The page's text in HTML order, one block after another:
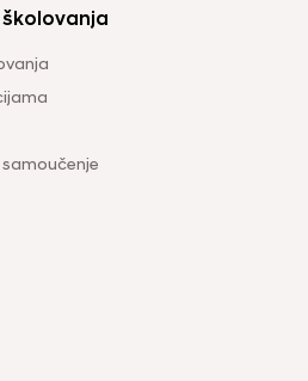
školovanja